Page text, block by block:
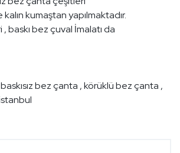
kalın kumaştan yapılmaktadır.
baskı bez çuval İmalatı da
bez çanta , körüklü bez çanta ,